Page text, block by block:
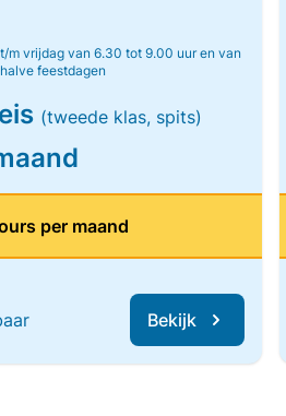
m vrijdag van 6.30 tot 9.00 uur en van
feestdagen
(tweede klas, spits)
per maand
Bekijk